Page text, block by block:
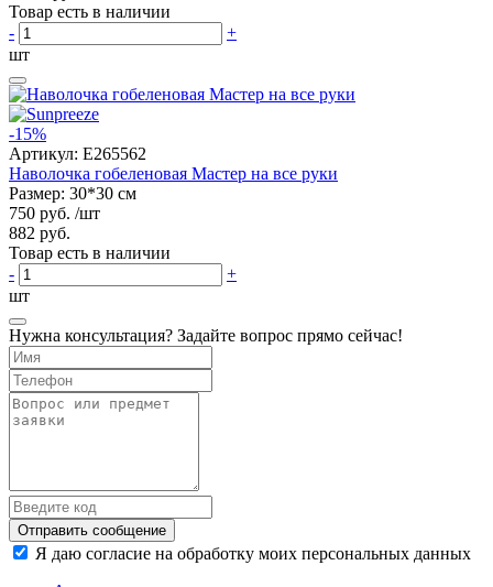
Товар есть в наличии
-
+
шт
-15%
Артикул: E265562
Наволочка гобеленовая Мастер на все руки
Размер: 30*30 см
750 руб. /шт
882 руб.
Товар есть в наличии
-
+
шт
Нужна консультация? Задайте вопрос прямо сейчас!
Отправить сообщение
Я даю согласие на обработку моих персональных данных